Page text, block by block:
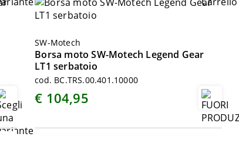
SW-Motech
Borsa moto SW-Motech Legend Gear
LT1 serbatoio
cod. BC.TRS.00.401.10000
€ 104,95